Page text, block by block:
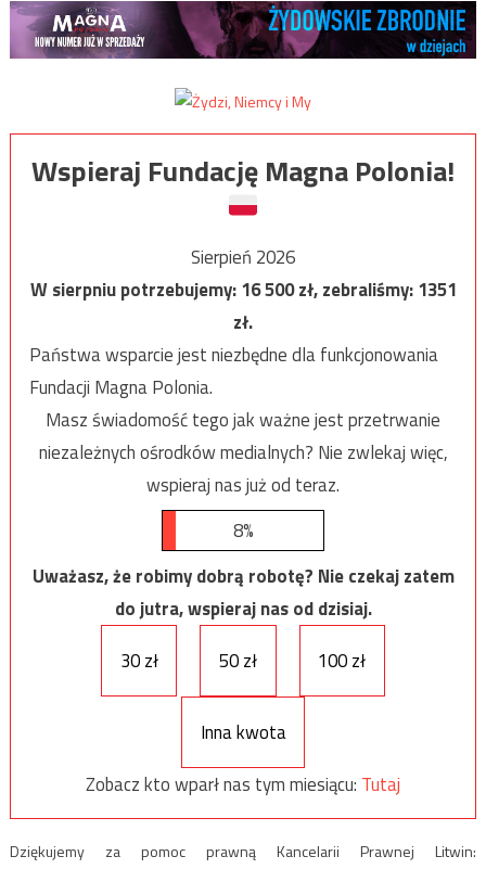
Wspieraj Fundację Magna Polonia!
Sierpień 2026
W sierpniu potrzebujemy:16 500zł, zebraliśmy:1351
zł.
Państwa wsparcie jest niezbędne dla funkcjonowania
Fundacji Magna Polonia.
Masz świadomość tego jak ważne jest przetrwanie
niezależnych ośrodków medialnych? Nie zwlekaj więc,
wspieraj nas już od teraz.
8%
Uważasz, że robimy dobrą robotę? Nie czekaj zatem
do jutra, wspieraj nas od dzisiaj.
30 zł
50 zł 100 zł
Inna kwota
Zobacz kto wparł nas tym miesiącu: Tutaj
Dziękujemy za pomoc prawną Kancelarii Prawnej Litwin: